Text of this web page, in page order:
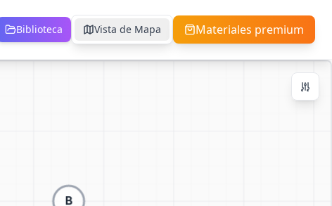
Biblioteca Vista de Mapa Materiales premium